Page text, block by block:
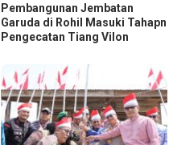
Pembangunan Jembatan
Garuda di Rohil Masuki Tahapn
Pengecatan Tiang Vilon